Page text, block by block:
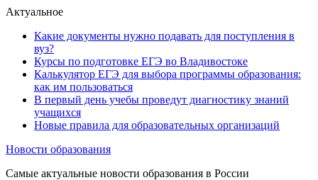
Актуальное
Какие документы нужно подавать для поступления в
вуз?
Курсы по подготовке ЕГЭ во Владивостоке
Калькулятор ЕГЭ для выбора программы образования:
как им пользоваться
В первый день учебы проведут диагностику знаний
учащихся
Новые правила для образовательных организаций
Новости образования
Самые актуальные новости образования в России